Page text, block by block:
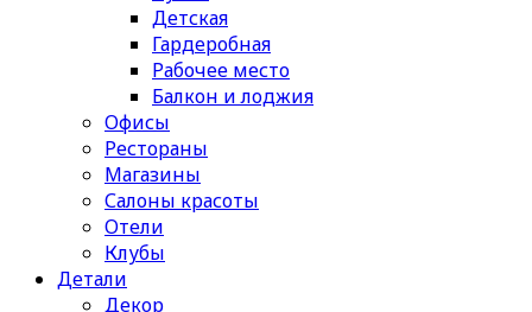
Детская
Гардеробная
Рабочее место
Балкон и лоджия
Офисы
Рестораны
Магазины
Салоны красоты
Отели
Клубы
Детали
Декор